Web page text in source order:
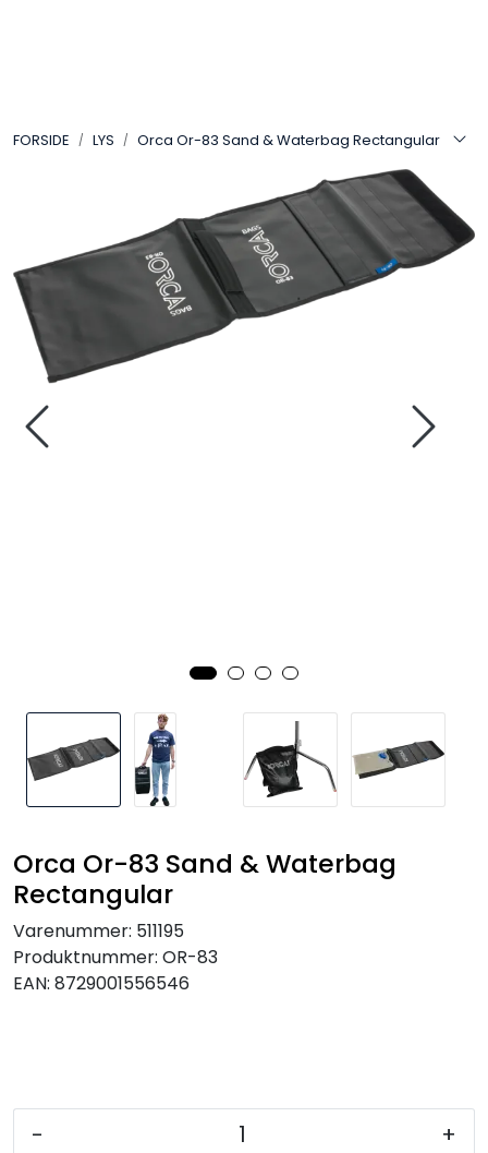
FORSIDE LYS Orca Or-83 Sand & Waterbag Rectangular
Orca Or-83 Sand & Waterbag
Rectangular
Varenummer: 511195
Produktnummer: OR-83
EAN: 8729001556546
- +
LYD
TILBEHØR
VAREMERKER
AKTUELT
BRUKT